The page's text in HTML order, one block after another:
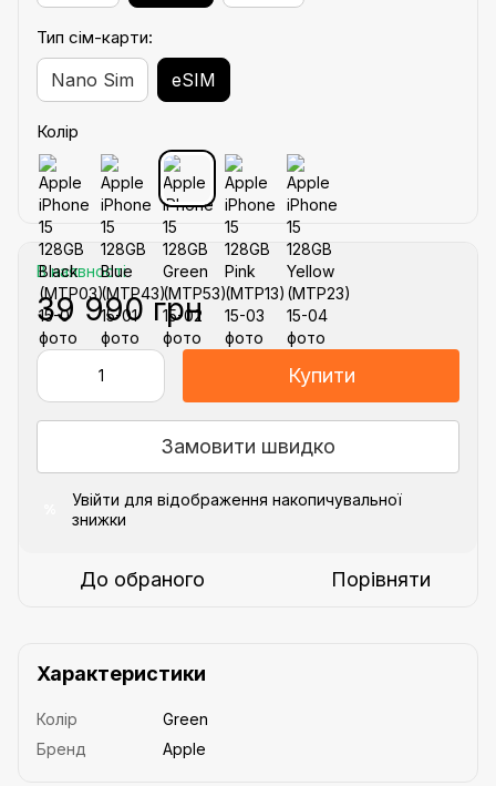
Тип сім-карти:
Nano Sim eSIM
Колір
В наявності
39 990 грн
Купити
Замовити швидко
Увійти для відображення накопичувальної
знижки
До обраного Порівняти
Характеристики
Колір
Green
Бренд
Apple